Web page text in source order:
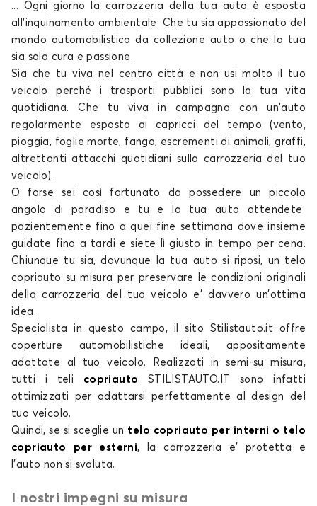
Telo copriauto per VOLKSWAGEN CADDY
CORRADO
Telo copriauto per VOLKSWAGEN CORRADO
e-GOLF
Telo copriauto per VOLKSWAGEN e-GOLF
EOS
... Ogni giorno la carrozzeria della tua auto è esposta
all'inquinamento ambientale. Che tu sia appassionato del
mondo automobilistico da collezione auto o che la tua
sia solo cura e passione.
Sia che tu viva nel centro città e non usi molto il tuo
veicolo perché i trasporti pubblici sono la tua vita
quotidiana. Che tu viva in campagna con un'auto
regolarmente esposta ai capricci del tempo (vento,
pioggia, foglie morte, fango, escrementi di animali, graffi,
altrettanti attacchi quotidiani sulla carrozzeria del tuo
veicolo).
O forse sei così fortunato da possedere un piccolo
angolo di paradiso e tu e la tuaauto
attendete
pazientemente fino a quei fine settimana dove insieme
guidate fino a tardi e siete lì giusto in tempo per cena.
Chiunque tu sia, dovunque la tua auto si riposi, un telo
copriauto su misura per preservare le condizioni originali
della carrozzeria del tuoveicolo e’ davvero un’ottima
idea.
Specialista in questo campo, ilsito Stilistauto.it offre
coperture automobilistiche ideali, appositamente
adattate al tuo veicolo. Realizzati in semi-su misura,
tutti i teli copriauto STILISTAUTO.ITsono infatti
ottimizzati per adattarsi perfettamente al design del
tuo veicolo.
Quindi, se si sceglie un telo copriauto per interni o telo
copriauto per esterni, la carrozzeria e’ protetta e
l’auto non si svaluta.
I nostri impegni su misura